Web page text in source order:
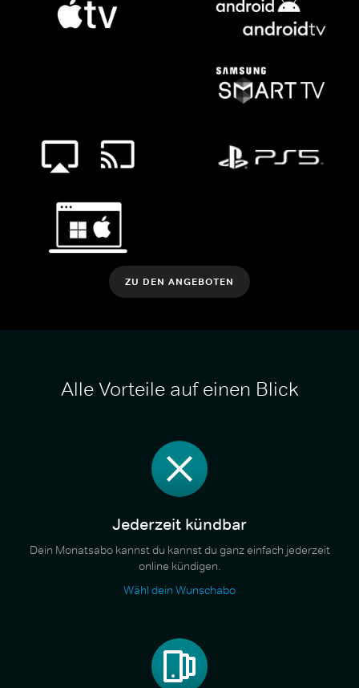
ZU DEN ANGEBOTEN
Alle Vorteile auf einen Blick
Jederzeit kündbar
Dein Monatsabo kannst du kannst du ganz einfach jederzeit
online kündigen.
Wähl dein Wunschabo